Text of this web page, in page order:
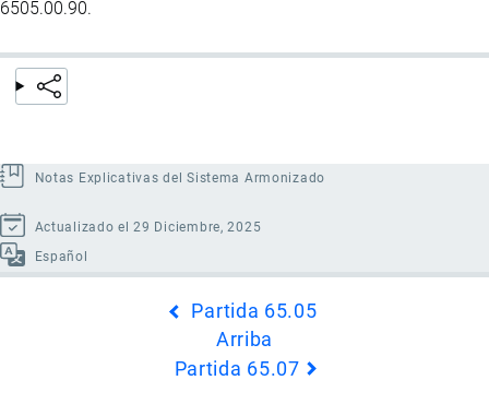
6505.00.90.
Notas Explicativas del Sistema Armonizado
Actualizado el 29 Diciembre, 2025
Español
Partida 65.05
Arriba
Partida 65.07